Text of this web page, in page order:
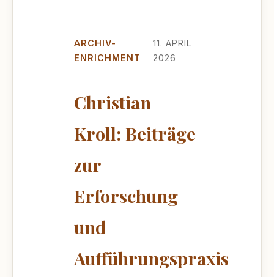
ARCHIV-
ENRICHMENT
11. APRIL
2026
Christian
Kroll: Beiträge
zur
Erforschung
und
Aufführungspraxis